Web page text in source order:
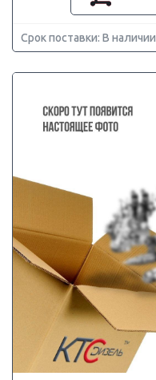
Срок поставки: В наличии